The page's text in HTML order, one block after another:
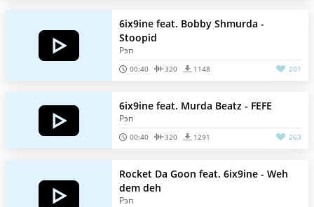
6ix9ine feat. Bobby Shmurda -
Stoopid
Рэп
00:40 320 1148 201
6ix9ine feat. Murda Beatz - FEFE
Рэп
00:40 320 1291 263
Rocket Da Goon feat. 6ix9ine - Weh
dem deh
Рэп